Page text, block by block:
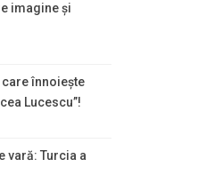
imagine și
care înnoiește
Lucescu”!
vară: Turcia a